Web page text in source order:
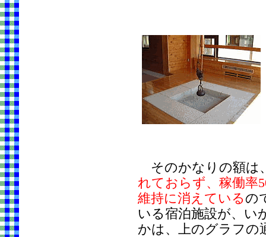
そのかなりの額は
れておらず、稼働率
維持に消えているの
いる宿泊施設が、い
かは、上のグラフの